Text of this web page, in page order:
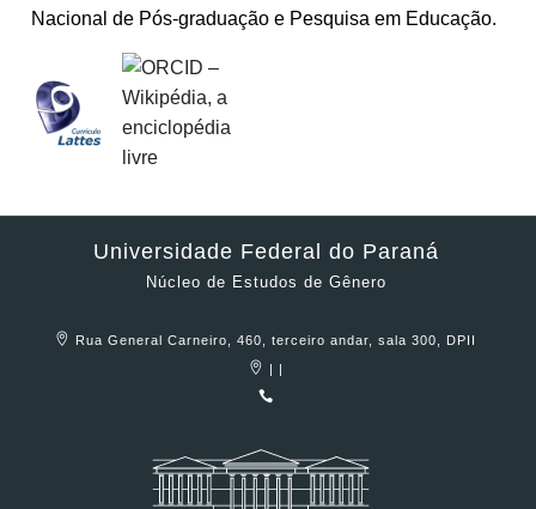
Nacional de Pós-graduação e Pesquisa em Educação.
Universidade Federal do Paraná
Núcleo de Estudos de Gênero
Rua General Carneiro, 460, terceiro andar, sala 300, DPII